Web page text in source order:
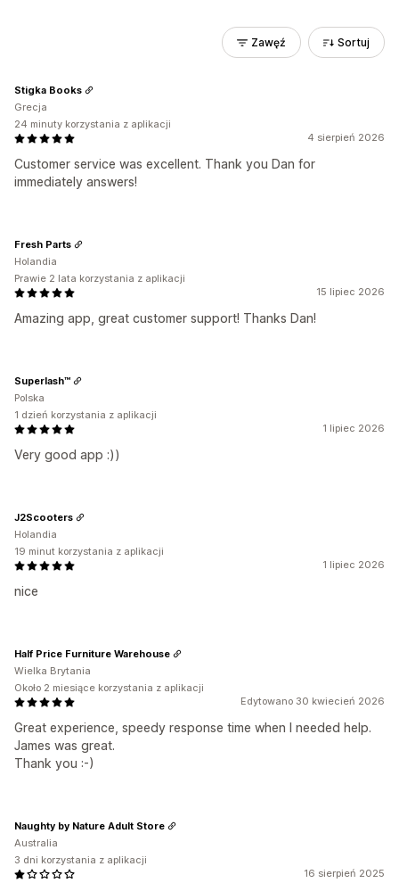
Zawęź Sortuj
4 sierpień 2026
Customer service was excellent. Thank you Dan for
immediately answers!
Stigka Books
Grecja
24 minuty korzystania z aplikacji
15 lipiec 2026
Amazing app, great customer support! Thanks Dan!
Fresh Parts
Holandia
Prawie 2 lata korzystania z aplikacji
1 lipiec 2026
Very good app :))
Superlash™
Polska
1 dzień korzystania z aplikacji
1 lipiec 2026
nice
J2Scooters
Holandia
19 minut korzystania z aplikacji
Edytowano 30 kwiecień 2026
Great experience, speedy response time when I needed help.
James was great.
Thank you :-)
Half Price Furniture Warehouse
Wielka Brytania
Około 2 miesiące korzystania z aplikacji
16 sierpień 2025
Naughty by Nature Adult Store
Australia
3 dni korzystania z aplikacji